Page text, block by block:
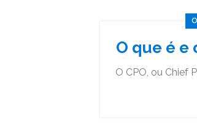
O que é e
O CPO, ou Chief